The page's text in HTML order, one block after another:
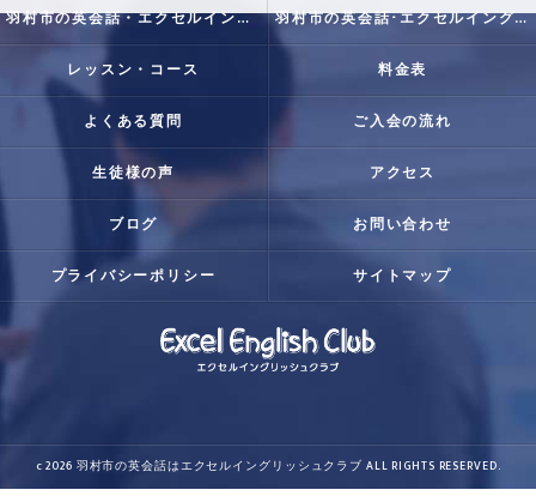
羽村市の英会話・エクセルイングリッシュクラブの口コミ情報 羽村市の英会話･エクセルイングリッシュクラブの評判
レッスン・コース 料金表
よくある質問 ご入会の流れ
生徒様の声 アクセス
ブログ お問い合わせ
プライバシーポリシー サイトマップ
c 2026 羽村市の英会話はエクセルイングリッシュクラブ ALL RIGHTS RESERVED.